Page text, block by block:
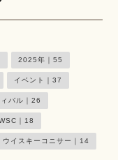
2025年｜55
イベント｜37
バル｜26
｜ 18
ウイスキーコニサー｜ 14